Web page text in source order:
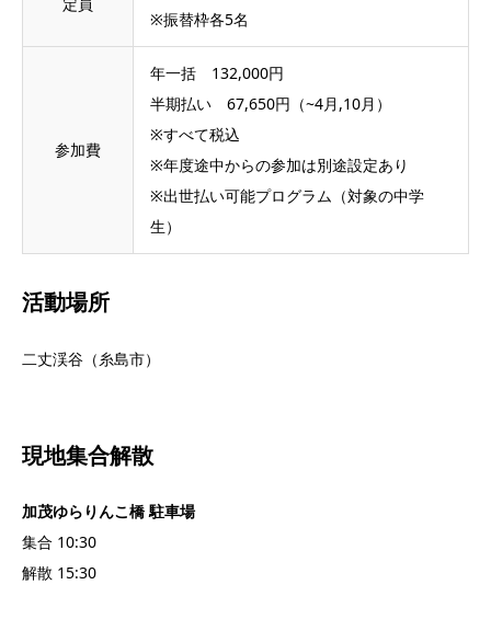
定員
※振替枠各5名
参加費
年一括 132,000円
半期払い 67,650円（~4月,10月）
※すべて税込
※年度途中からの参加は別途設定あり
※出世払い可能プログラム（対象の中学
生）
活動場所
二丈渓谷（糸島市）
現地集合解散
加茂ゆらりんこ橋 駐車場
集合 10:30
解散 15:30